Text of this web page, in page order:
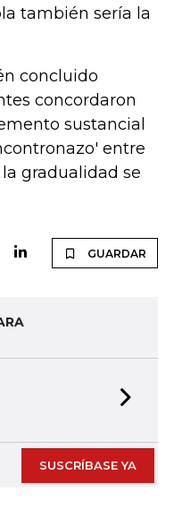
también sería la
concluido
concordaron
sustancial
entre
gradualidad se
GUARDAR
SUSCRÍBASE YA